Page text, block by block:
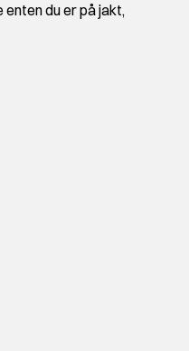
enten du er på jakt,